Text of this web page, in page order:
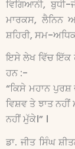
ਵਿਗਿਆਨੀ, ਬੁਧੀ-
ਮਾਰਕਸ, ਲੈਨਿਨ
ਸ਼ਹਿਰੀ, ਸਮ-
ਇਸੇ ਲੇਖ ਵਿੱਚ ਇੱਕ
ਹਨ :-
“ਕਿਸੇ ਮਹਾਨ
ਵਿਸ਼ਵ ਤੇ ਝਾਤ
ਨਹੀਂ ਮੁੱਕੇ।” ।
ਡਾ. ਜੀਤ ਸਿੰਘ